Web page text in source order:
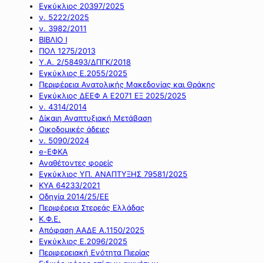
Εγκύκλιος 20397/2025
ν. 5222/2025
ν. 3982/2011
ΒΙΒΛΙΟ Ι
ΠΟΛ 1275/2013
Υ.Α. 2/58493/ΔΠΓΚ/2018
Εγκύκλιος Ε.2055/2025
Περιφέρεια Ανατολικής Μακεδονίας και Θράκης
Εγκύκλιος ΔΕΕΦ Α Ε2071 ΕΞ 2025/2025
ν. 4314/2014
Δίκαιη Αναπτυξιακή Μετάβαση
Οικοδομικές άδειες
ν. 5090/2024
e-ΕΦΚΑ
Αναθέτοντες φορείς
Εγκύκλιος ΥΠ. ΑΝΑΠΤΥΞΗΣ 79581/2025
ΚΥΑ 64233/2021
Οδηγία 2014/25/ΕΕ
Περιφέρεια Στερεάς Ελλάδας
Κ.Φ.Ε.
Απόφαση ΑΑΔΕ Α.1150/2025
Εγκύκλιος Ε.2096/2025
Περιφερειακή Ενότητα Πιερίας